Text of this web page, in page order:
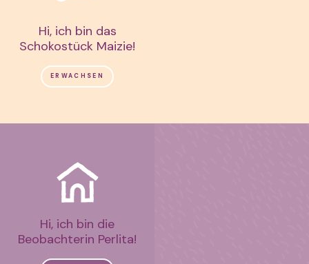
Hi, ich bin das
Schokostück Maizie!
ERWACHSEN
Hi, ich bin die
Beobachterin Perlita!